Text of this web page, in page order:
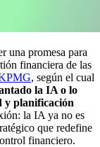
una promesa para
financiera de las
, según el cual
la IA o lo
y planificación
la IA ya no es
que redefine
financiero.